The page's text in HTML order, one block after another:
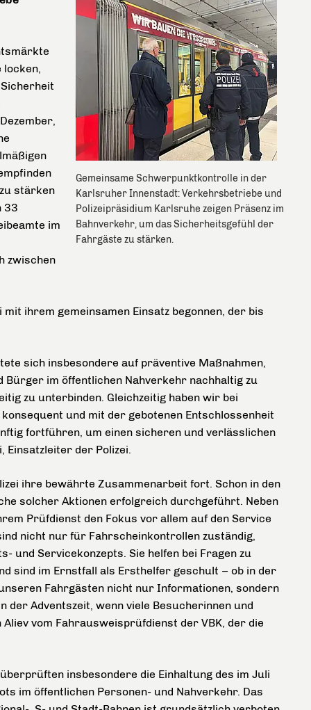
Gemeinsame Schwerpunktkontrolle in der
Karlsruher Innenstadt: Verkehrsbetriebe und
Polizeipräsidium Karlsruhe zeigen Präsenz im
Bahnverkehr, um das Sicherheitsgefühl der
Fahrgäste zu stärken.
locken,
stärken
33
im
zwischen
ihrem gemeinsamen Einsatz begonnen, der bis
sich insbesondere auf präventive Maßnahmen,
im öffentlichen Nahverkehr nachhaltig zu
zu unterbinden. Gleichzeitig haben wir bei
und mit der gebotenen Entschlossenheit
fortführen, um einen sicheren und verlässlichen
Einsatzleiter der Polizei.
ihre bewährte Zusammenarbeit fort. Schon in den
solcher Aktionen erfolgreich durchgeführt. Neben
Prüfdienst den Fokus vor allem auf den Service
nicht nur für Fahrscheinkontrollen zuständig,
und Servicekonzepts. Sie helfen bei Fragen zu
sind im Ernstfall als Ersthelfer geschult – ob in der
Fahrgästen nicht nur Informationen, sondern
der Adventszeit, wenn viele Besucherinnen und
vom Fahrausweisprüfdienst der VBK, der die
insbesondere die Einhaltung des im Juli
im öffentlichen Personen- und Nahverkehr. Das